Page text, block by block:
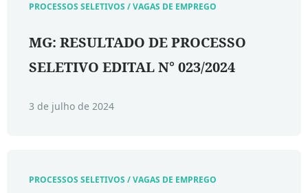
PROCESSOS SELETIVOS / VAGAS DE EMPREGO
MG: RESULTADO DE PROCESSO
SELETIVO EDITAL N° 023/2024
3 de julho de 2024
PROCESSOS SELETIVOS / VAGAS DE EMPREGO